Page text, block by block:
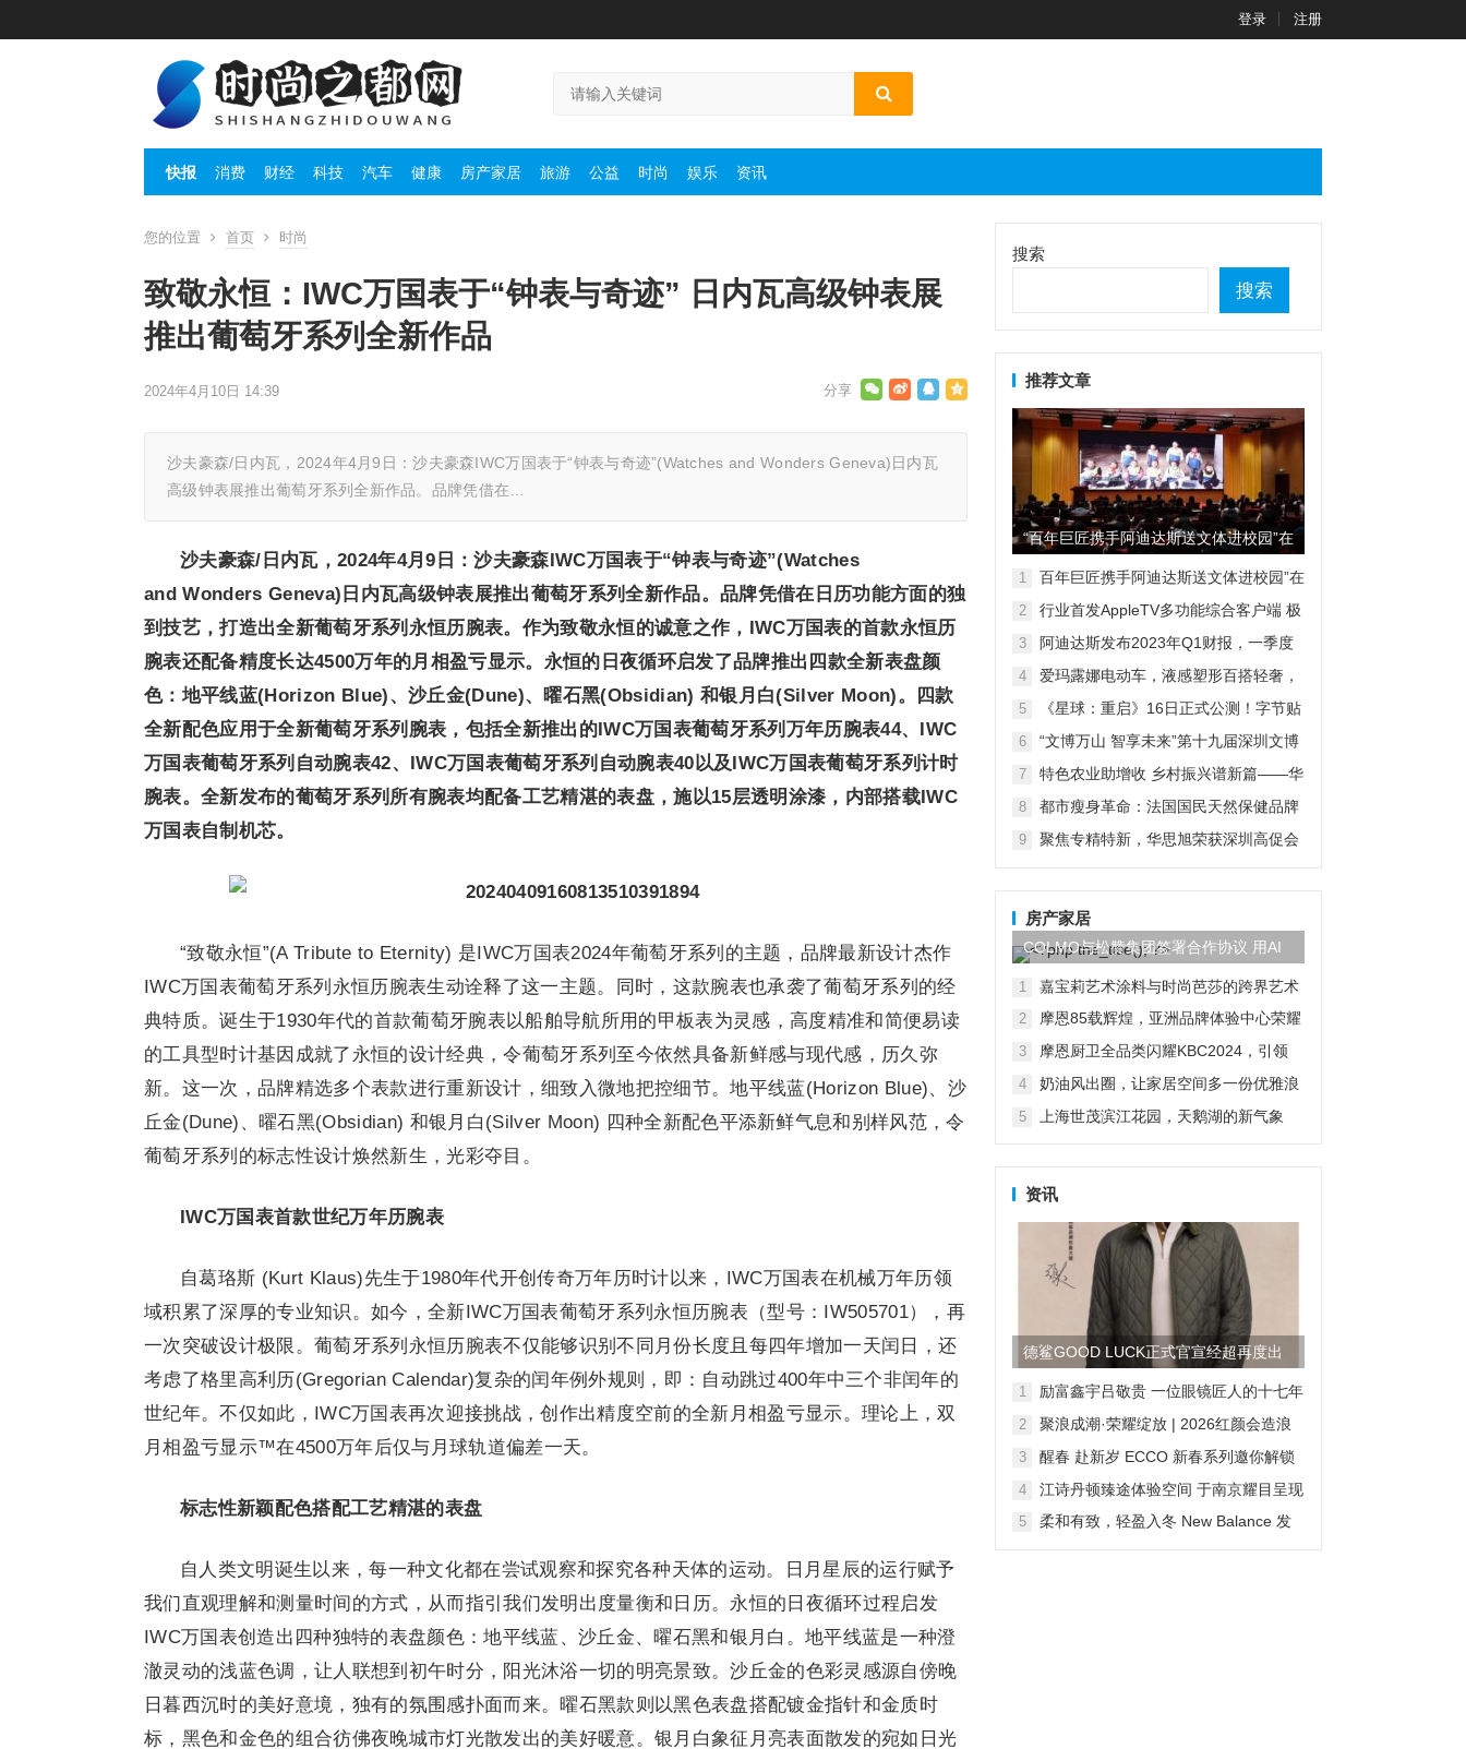
登录 注册
快报 消费 财经 科技 汽车 健康 房产家居 旅游 公益 时尚 娱乐 资讯
您的位置 首页 时尚
致敬永恒：IWC万国表于“钟表与奇迹” 日内瓦高级钟表展
推出葡萄牙系列全新作品
2024年4月10日 14:39
沙夫豪森/日内瓦，2024年4月9日：沙夫豪森IWC万国表于“钟表与奇迹”(Watches and Wonders Geneva)日内瓦
高级钟表展推出葡萄牙系列全新作品。品牌凭借在…
沙夫豪森/ 日内瓦， 2024年4月9 日：沙夫豪森IWC万国表于“钟表与奇迹”(Watches
andWonders Geneva) 日内瓦高级钟表展推出葡萄牙系列全新作品。品牌凭借在日历功能方面的独
到技艺，打造出全新葡萄牙系列永恒历腕表。作为致敬永恒的诚意之作， IWC万国表的首款永恒历
腕表还配备精度长达4500万年的月相盈亏显示。永恒的日夜循环启发了品牌推出四款全新表盘颜
色：地平线蓝(Horizon Blue)、沙丘金(Dune)、曜石黑(Obsidian) 和银月白(Silver Moon) 。四款
全新配色应用于全新葡萄牙系列腕表，包括全新推出的IWC万国表葡萄牙系列万年历腕表44、 IWC
万国表葡萄牙系列自动腕表42、 IWC万国表葡萄牙系列自动腕表40 以及IWC万国表葡萄牙系列计时
腕表。 全新发布的葡萄牙系列所有腕表均配备工艺精湛的表盘，施以15层透明涂漆，内部搭载IWC
万国表自制机芯。
“致敬永恒”(A Tribute to Eternity) 是IWC万国表2024年葡萄牙系列的主题，品牌最新设计杰作
IWC万国表葡萄牙系列永恒历腕表生动诠释了这一主题。同时，这款腕表也承袭了葡萄牙系列的经
典特质。诞生于1930年代的首款葡萄牙腕表以船舶导航所用的甲板表为灵感，高度精准和简便易读
的工具型时计基因成就了永恒的设计经典，令葡萄牙系列至今依然具备新鲜感与现代感，历久弥
新。这一次，品牌精选多个表款进行重新设计，细致入微地把控细节。地平线蓝(Horizon Blue)、沙
丘金(Dune)、曜石黑(Obsidian) 和银月白(Silver Moon) 四种全新配色平添新鲜气息和别样风范，令
葡萄牙系列的标志性设计焕然新生，光彩夺目。
IWC万国表首款世纪万年历腕表
自葛珞斯 (Kurt Klaus)先生于1980年代开创传奇万年历时计以来，IWC万国表在机械万年历领
域积累了深厚的专业知识。如今，全新IWC万国表葡萄牙系列永恒历腕表（型号：IW505701），再
一次突破设计极限。葡萄牙系列永恒历腕表不仅能够识别不同月份长度且每四年增加一天闰日，还
考虑了格里高利历(Gregorian Calendar)复杂的闰年例外规则，即：自动跳过400年中三个非闰年的
世纪年。不仅如此，IWC万国表再次迎接挑战，创作出精度空前的全新月相盈亏显示。理论上，双
月相盈亏显示™在4500万年后仅与月球轨道偏差一天。
标志性新颖配色搭配工艺精湛的表盘
自人类文明诞生以来，每一种文化都在尝试观察和探究各种天体的运动。日月星辰的运行赋予
我们直观理解和测量时间的方式，从而指引我们发明出度量衡和日历。永恒的日夜循环过程启发
IWC万国表创造出四种独特的表盘颜色：地平线蓝、沙丘金、曜石黑和银月白。地平线蓝是一种澄
澈灵动的浅蓝色调，让人联想到初午时分，阳光沐浴一切的明亮景致。沙丘金的色彩灵感源自傍晚
日暮西沉时的美好意境，独有的氛围感扑面而来。曜石黑款则以黑色表盘搭配镀金指针和金质时
标，黑色和金色的组合彷佛夜晚城市灯光散发出的美好暖意。银月白象征月亮表面散发的宛如日光
搜索
搜索
推荐文章
“百年巨匠携手阿迪达斯送文体进校园”在
京启动
1
百年巨匠携手阿迪达斯送文体进校园”在
2
行业首发AppleTV多功能综合客户端 极
3
阿迪达斯发布2023年Q1财报，一季度
4
爱玛露娜电动车，液感塑形百搭轻奢，
5
《星球：重启》16日正式公测！字节贴
6
“文博万山 智享未来”第十九届深圳文博
7
特色农业助增收 乡村振兴谱新篇——华
8
都市瘦身革命：法国国民天然保健品牌
案
9
聚焦专精特新，华思旭荣获深圳高促会
房产家居
COLMO与松赞集团签署合作协议 用AI
科技打造山居生活场景...
1 嘉宝莉艺术涂料与时尚芭莎的跨界艺术
2
摩恩85载辉煌，亚洲品牌体验中心荣耀
3
摩恩厨卫全品类闪耀KBC2024，引领
4
奶油风出圈，让家居空间多一份优雅浪
5 上海世茂滨江花园，天鹅湖的新气象
资讯
德鲨GOOD LUCK正式官宣经超再度出
任品牌形象大使
1
励富鑫宇吕敬贵 一位眼镜匠人的十七年
2
聚浪成潮·荣耀绽放 | 2026红颜会造浪
3
醒春 赴新岁 ECCO 新春系列邀你解锁
4 江诗丹顿臻途体验空间 于南京耀目呈现
5
柔和有致，轻盈入冬 New Balance 发